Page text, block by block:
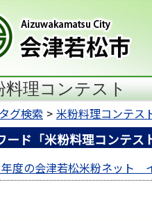
料理コンテスト
タグ検索 米粉料理コンテス
ード「米粉料理コンテス
度の会津若松米粉ネット